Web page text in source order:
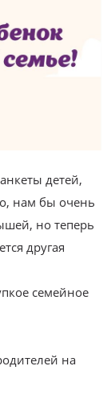
детей,
нам бы очень
но теперь
другая
семейное
на